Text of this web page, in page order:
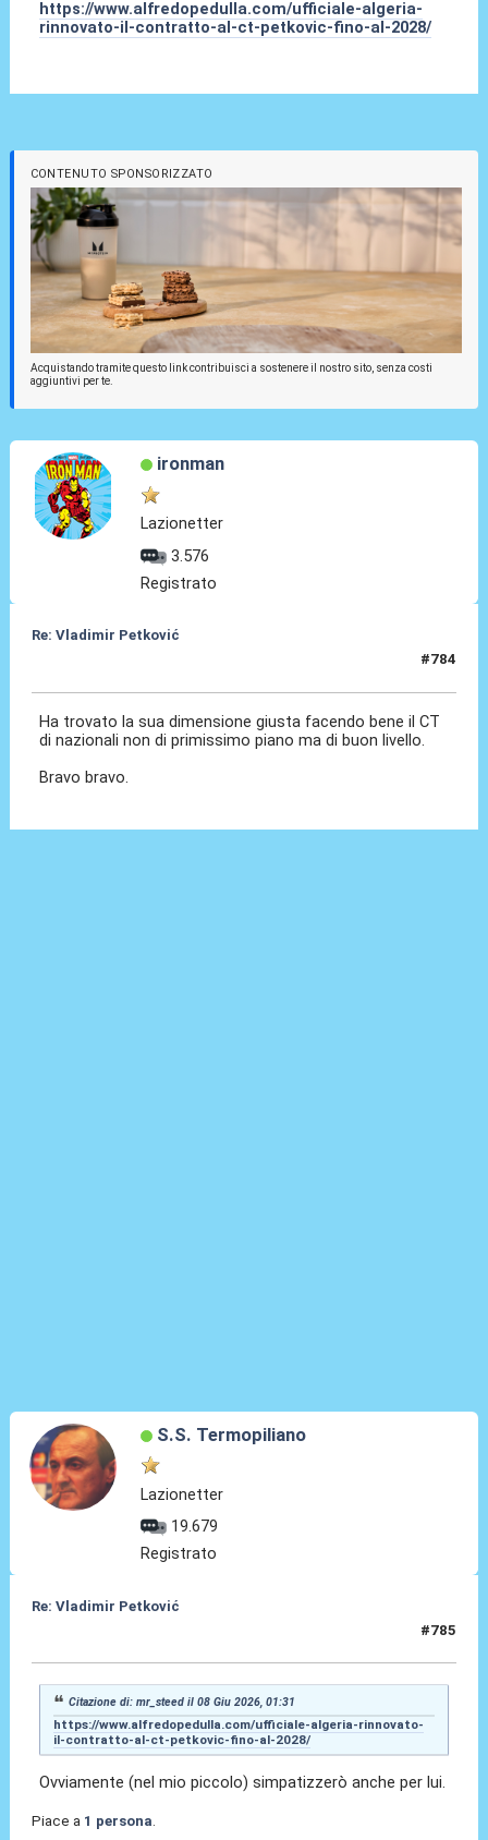
https://www.alfredopedulla.com/ufficiale-algeria-
rinnovato-il-contratto-al-ct-petkovic-fino-al-2028/
CONTENUTO SPONSORIZZATO
Acquistando tramite questo link contribuisci a sostenere il nostro sito, senza costi
aggiuntivi per te.
ironman
Lazionetter
3.576
Registrato
Re: Vladimir Petković
#784
Ha trovato la sua dimensione giusta facendo bene il CT
di nazionali non di primissimo piano ma di buon livello.
Bravo bravo.
S.S. Termopiliano
Lazionetter
19.679
Registrato
Re: Vladimir Petković
#785
Citazione di: mr_steed il 08 Giu 2026, 01:31
https://www.alfredopedulla.com/ufficiale-algeria-rinnovato-
il-contratto-al-ct-petkovic-fino-al-2028/
Ovviamente (nel mio piccolo) simpatizzerò anche per lui.
Piace a 1 persona